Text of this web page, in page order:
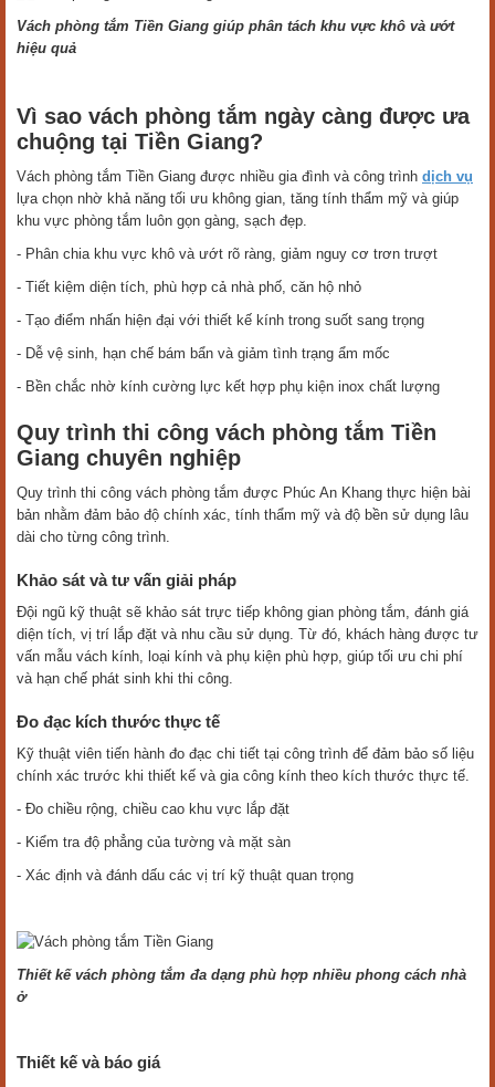
Vách phòng tắm Tiền Giang giúp phân tách khu vực khô và ướt
hiệu quả
Vì sao vách phòng tắm ngày càng được ưa
chuộng tại Tiền Giang?
Vách phòng tắm Tiền Giang được nhiều gia đình và công trình dịch vụ
lựa chọn nhờ khả năng tối ưu không gian, tăng tính thẩm mỹ và giúp
khu vực phòng tắm luôn gọn gàng, sạch đẹp.
- Phân chia khu vực khô và ướt rõ ràng, giảm nguy cơ trơn trượt
- Tiết kiệm diện tích, phù hợp cả nhà phố, căn hộ nhỏ
- Tạo điểm nhấn hiện đại với thiết kế kính trong suốt sang trọng
- Dễ vệ sinh, hạn chế bám bẩn và giảm tình trạng ẩm mốc
- Bền chắc nhờ kính cường lực kết hợp phụ kiện inox chất lượng
Quy trình thi công vách phòng tắm Tiền
Giang chuyên nghiệp
Quy trình thi công vách phòng tắm được Phúc An Khang thực hiện bài
bản nhằm đảm bảo độ chính xác, tính thẩm mỹ và độ bền sử dụng lâu
dài cho từng công trình.
Khảo sát và tư vấn giải pháp
Đội ngũ kỹ thuật sẽ khảo sát trực tiếp không gian phòng tắm, đánh giá
diện tích, vị trí lắp đặt và nhu cầu sử dụng. Từ đó, khách hàng được tư
vấn mẫu vách kính, loại kính và phụ kiện phù hợp, giúp tối ưu chi phí
và hạn chế phát sinh khi thi công.
Đo đạc kích thước thực tế
Kỹ thuật viên tiến hành đo đạc chi tiết tại công trình để đảm bảo số liệu
chính xác trước khi thiết kế và gia công kính theo kích thước thực tế.
- Đo chiều rộng, chiều cao khu vực lắp đặt
- Kiểm tra độ phẳng của tường và mặt sàn
- Xác định và đánh dấu các vị trí kỹ thuật quan trọng
Thiết kế vách phòng tắm đa dạng phù hợp nhiều phong cách nhà
ở
Thiết kế và báo giá